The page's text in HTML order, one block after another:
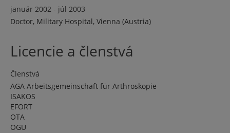
január 2002 - júl 2003
Doctor, Military Hospital, Vienna (Austria)
Licencie a členstvá
Členstvá
AGA Arbeitsgemeinschaft für Arthroskopie
ISAKOS
EFORT
OTA
ÖGU